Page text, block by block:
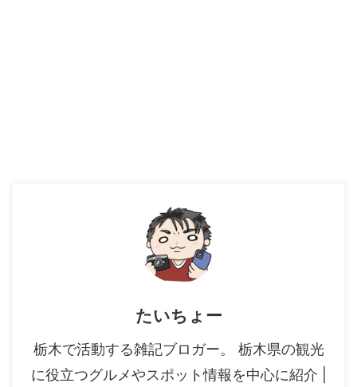
たいちょー
栃木で活動する雑記ブロガー。 栃木県の観光
に役立つグルメやスポット情報を中心に紹介 |